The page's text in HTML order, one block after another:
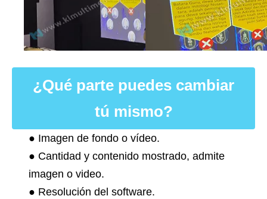
¿Qué parte puedes cambiar
tú mismo?
● Imagen de fondo o vídeo.
● Cantidad y contenido mostrado, admite
imagen o video.
● Resolución del software.